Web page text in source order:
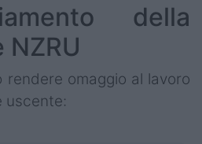
della
rendere omaggio al lavoro
uscente: